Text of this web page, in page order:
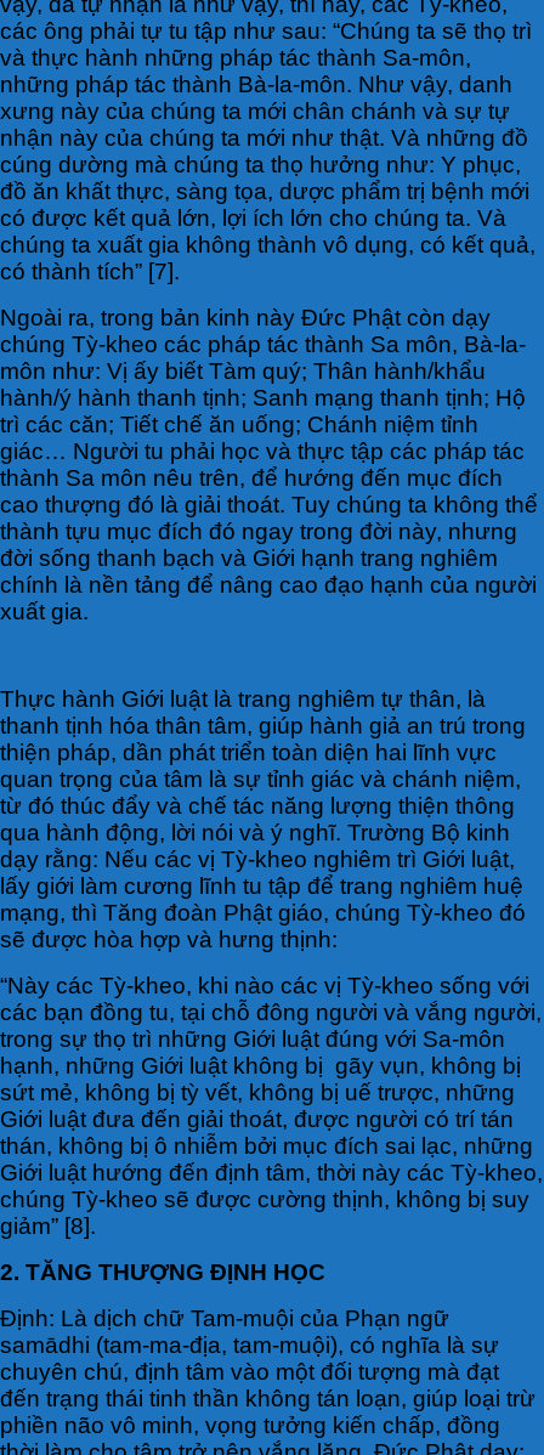
các ông phải tự tu tập như sau: “Chúng ta sẽ thọ trì
và thực hành những pháp tác thành Sa-môn,
những pháp tác thành Bà-la-môn. Như vậy, danh
xưng này của chúng ta mới chân chánh và sự tự
nhận này của chúng ta mới như thật. Và những đồ
cúng dường mà chúng ta thọ hưởng như: Y phục,
đồ ăn khất thực, sàng tọa, dược phẩm trị bệnh mới
có được kết quả lớn, lợi ích lớn cho chúng ta. Và
chúng ta xuất gia không thành vô dụng, có kết quả,
có thành tích” [7].
Ngoài ra, trong bản kinh này Đức Phật còn dạy
chúng Tỳ-kheo các pháp tác thành Sa môn, Bà-la-
môn như: Vị ấy biết Tàm quý; Thân hành/khẩu
hành/ý hành thanh tịnh; Sanh mạng thanh tịnh; Hộ
trì các căn; Tiết chế ăn uống; Chánh niệm tỉnh
giác… Người tu phải học và thực tập các pháp tác
thành Sa môn nêu trên, để hướng đến mục đích
cao thượng đó là giải thoát. Tuy chúng ta không thể
thành tựu mục đích đó ngay trong đời này, nhưng
đời sống thanh bạch và Giới hạnh trang nghiêm
chính là nền tảng để nâng cao đạo hạnh của người
xuất gia.
Thực hành Giới luật là trang nghiêm tự thân, là
thanh tịnh hóa thân tâm, giúp hành giả an trú trong
thiện pháp, dần phát triển toàn diện hai lĩnh vực
quan trọng của tâm là sự tỉnh giác và chánh niệm,
từ đó thúc đẩy và chế tác năng lượng thiện thông
qua hành động, lời nói và ý nghĩ. Trường Bộ kinh
dạy rằng: Nếu các vị Tỳ-kheo nghiêm trì Giới luật,
lấy giới làm cương lĩnh tu tập để trang nghiêm huệ
mạng, thì Tăng đoàn Phật giáo, chúng Tỳ-kheo đó
sẽ được hòa hợp và hưng thịnh:
“Này các Tỳ-kheo, khi nào các vị Tỳ-kheo sống với
các bạn đồng tu, tại chỗ đông người và vắng người,
trong sự thọ trì những Giới luật đúng với Sa-môn
hạnh, những Giới luật không bị gãy vụn, không bị
sứt mẻ, không bị tỳ vết, không bị uế trược, những
Giới luật đưa đến giải thoát, được người có trí tán
thán, không bị ô nhiễm bởi mục đích sai lạc, những
Giới luật hướng đến định tâm, thời này các Tỳ-kheo,
chúng Tỳ-kheo sẽ được cường thịnh, không bị suy
giảm” [8].
2. TĂNG THƯỢNG ĐỊNH HỌC
Định: Là dịch chữ Tam-muội của Phạn ngữ
samādhi (tam-ma-địa, tam-muội), có nghĩa là sự
chuyên chú, định tâm vào một đối tượng mà đạt
đến trạng thái tinh thần không tán loạn, giúp loại trừ
phiền não vô minh, vọng tưởng kiến chấp, đồng